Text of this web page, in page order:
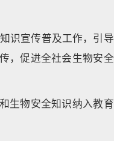
识宣传普及工作，引导
，促进全社会生物安全
生物安全知识纳入教育